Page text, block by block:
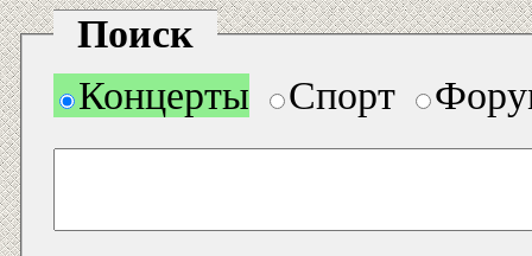
Поиск
Концерты
Спорт